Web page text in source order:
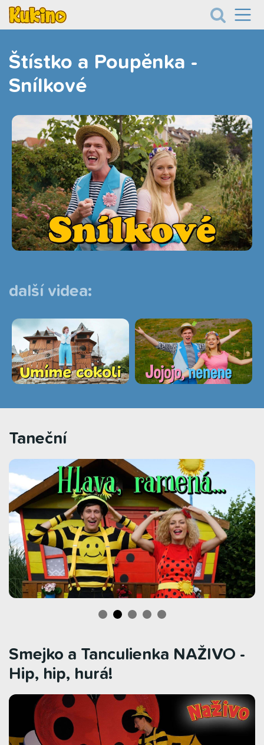
Štístko a Poupěnka -
Snílkové
další videa:
Taneční
Smejko a Tanculienka NAŽIVO -
Hip, hip, hurá!